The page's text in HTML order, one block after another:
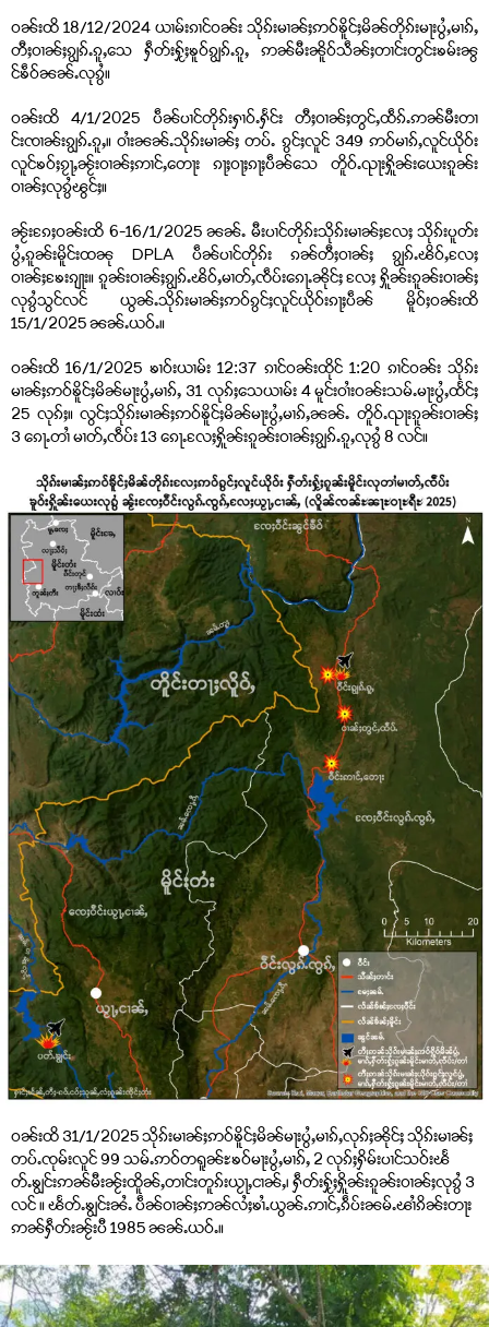
ဝၼ်းထိ 18/12/2024 ယၢမ်းၵၢင်ဝၼ်း သိုၵ်းမၢၼ်ႈဢဝ်ၶိူင်ႈမိၼ်တိုၵ်းမႃးပွႆႇမၢၵ်ႇ
တီႈဝၢၼ်ႈၵျွၵ်ႉၵူႇသေ ႁဵတ်းႁႂ်ႈၶူဝ်ၵျွၵ်ႉၵူႇ ဢၼ်မီးၼိူဝ်သဵၼ်ႈတၢင်းတွင်းၶမ်းၼွ
င်ၶဵဝ်ၼၼ်ႉလုၵွႆ။
ဝၼ်းထိ 4/1/2025 ပဵၼ်ပၢင်တိုၵ်းႁၢဝ်ႉႁႅင်း တီႈဝၢၼ်ႈတွင်ႇထဵၵ်ႉဢၼ်မီးတၢ
င်းၸၢၼ်းၵျွၵ်ႉၵူႇ။ ဝၢႆးၼၼ်ႉသိုၵ်းမၢၼ်ႈ တပ်ႉ ၵွင်ႈလူင် 349 ဢဝ်မၢၵ်ႇလူင်ယိုဝ်း
လူင်ၶဝ်ႈၵႂႃႇၼႂ်းဝၢၼ်ႈဢၢင်ႇတေႃး ၵႃႈဝႃႈၵႃႈပဵၼ်သေ တိူဝ်ႉၺႃးႁိူၼ်းယေးၵူၼ်း
ဝၢၼ်ႈလုၵွႆၽွင်ႈ။
ၼႂ်းၵႄႈဝၼ်းထိ 6-16/1/2025 ၼၼ်ႉ မီးပၢင်တိုၵ်းသိုၵ်းမၢၼ်ႈလႄႈ သိုၵ်းပူတ်း
ပွႆႇၵူၼ်းမိူင်းထၼု DPLA ပဵၼ်ပၢင်တိုၵ်း ၵၼ်တီႈဝၢၼ်ႈ ၵျွၵ်ႉၽိဝ်ႇလႄႈ
ဝၢၼ်ႈၶႄးၵျႃး။ ၵူၼ်းဝၢၼ်ႈၵျွၵ်ႉၽိဝ်ႇမၢတ်ႇၸဵပ်းၵေႃႉၼိုင်ႈ လႄႈ ႁိူၼ်းၵူၼ်းဝၢၼ်ႈ
လုၵွႆသွင်လင် ယွၼ်ႉသိုၵ်းမၢၼ်ႈဢဝ်ၵွင်ႈလူင်ယိုဝ်းၵႃႈပဵၼ် မိူဝ်ႈဝၼ်းထိ
15/1/2025 ၼၼ်ႉယဝ်ႉ။
ဝၼ်းထိ 16/1/2025 ၶၢဝ်းယၢမ်း 12:37 ၵၢင်ဝၼ်းထိုင် 1:20 ၵၢင်ဝၼ်း သိုၵ်း
မၢၼ်ႈဢဝ်ၶိူင်ႈမိၼ်မႃးပွႆႇမၢၵ်ႇ 31 လုၵ်ႈသေယၢမ်း 4 မူင်းဝၢႆးဝၼ်းသမ်ႉမႃးပွႆႇထႅင်ႈ
25 လုၵ်ႈ။ လွင်ႈသိုၵ်းမၢၼ်ႈဢဝ်ၶိူင်ႈမိၼ်မႃးပွႆႇမၢၵ်ႇၼၼ်ႉ တိူဝ်ႉၺႃးၵူၼ်းဝၢၼ်ႈ
3 ၵေႃႉတၢႆ မၢတ်ႇၸဵပ်း 13 ၵေႃႉလႄႈႁိူၼ်းၵူၼ်းဝၢၼ်ႈၵျွၵ်ႉၵူႇလုၵွႆ 8 လင်။
ဝၼ်းထိ 31/1/2025 သိုၵ်းမၢၼ်ႈဢဝ်ၶိူင်ႈမိၼ်မႃးပွႆႇမၢၵ်ႇလုၵ်ႈၼိုင်ႈ သိုၵ်းမၢၼ်ႈ
တပ်ႉၸုမ်းလူင် 99 သမ်ႉဢဝ်တရူၼ်ႊၶဝ်မႃးပွႆႇမၢၵ်ႇ 2 လုၵ်ႈႁိမ်းပၢင်သဝ်းၽႅ
တ်ႉၶျွင်းဢၼ်မီးၼႂ်းထိူၼ်ႇတၢင်းတူၵ်းယႂႃႇငၢၼ်ႇ၊ ႁဵတ်းႁႂ်ႈႁိူၼ်းၵူၼ်းဝၢၼ်ႈလုၵွႆ 3
လင် ။ ၽႅတ်ႉၶျွင်းၼႆႉ ပဵၼ်ဝၢၼ်ႈဢၼ်လႆႈၶၢႆႉယွၼ်ႉဢၢင်ႇၵဵပ်းၼမ်ႉၽၢႆၵိၼ်းတႃး
ဢၼ်ႁဵတ်းၼႂ်းပီ 1985 ၼၼ်ႉယဝ်ႉ။